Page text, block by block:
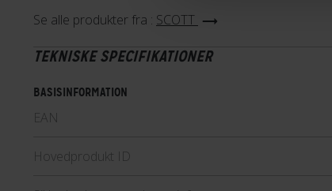
Se alle produkter fra : SCOTT
TEKNISKE SPECIFIKATIONER
BASISINFORMATION
EAN
Hovedprodukt ID